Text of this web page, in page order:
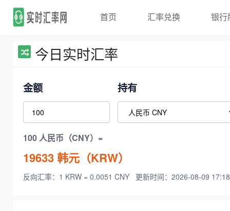
首页 汇率兑换 银行
今日实时汇率
金额 持有
100 人民币（CNY）=
19633韩元（KRW）
反向汇率：1 KRW = 0.0051 CNY 更新时间：2026-08-09